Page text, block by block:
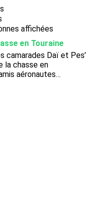
affichées
en Touraine
camarades Daï et Pes’
la chasse en
aéronautes
annuel d'anciens (et